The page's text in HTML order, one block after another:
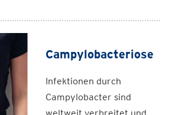
Campylobacteriose
Infektionen durch
Campylobacter sind